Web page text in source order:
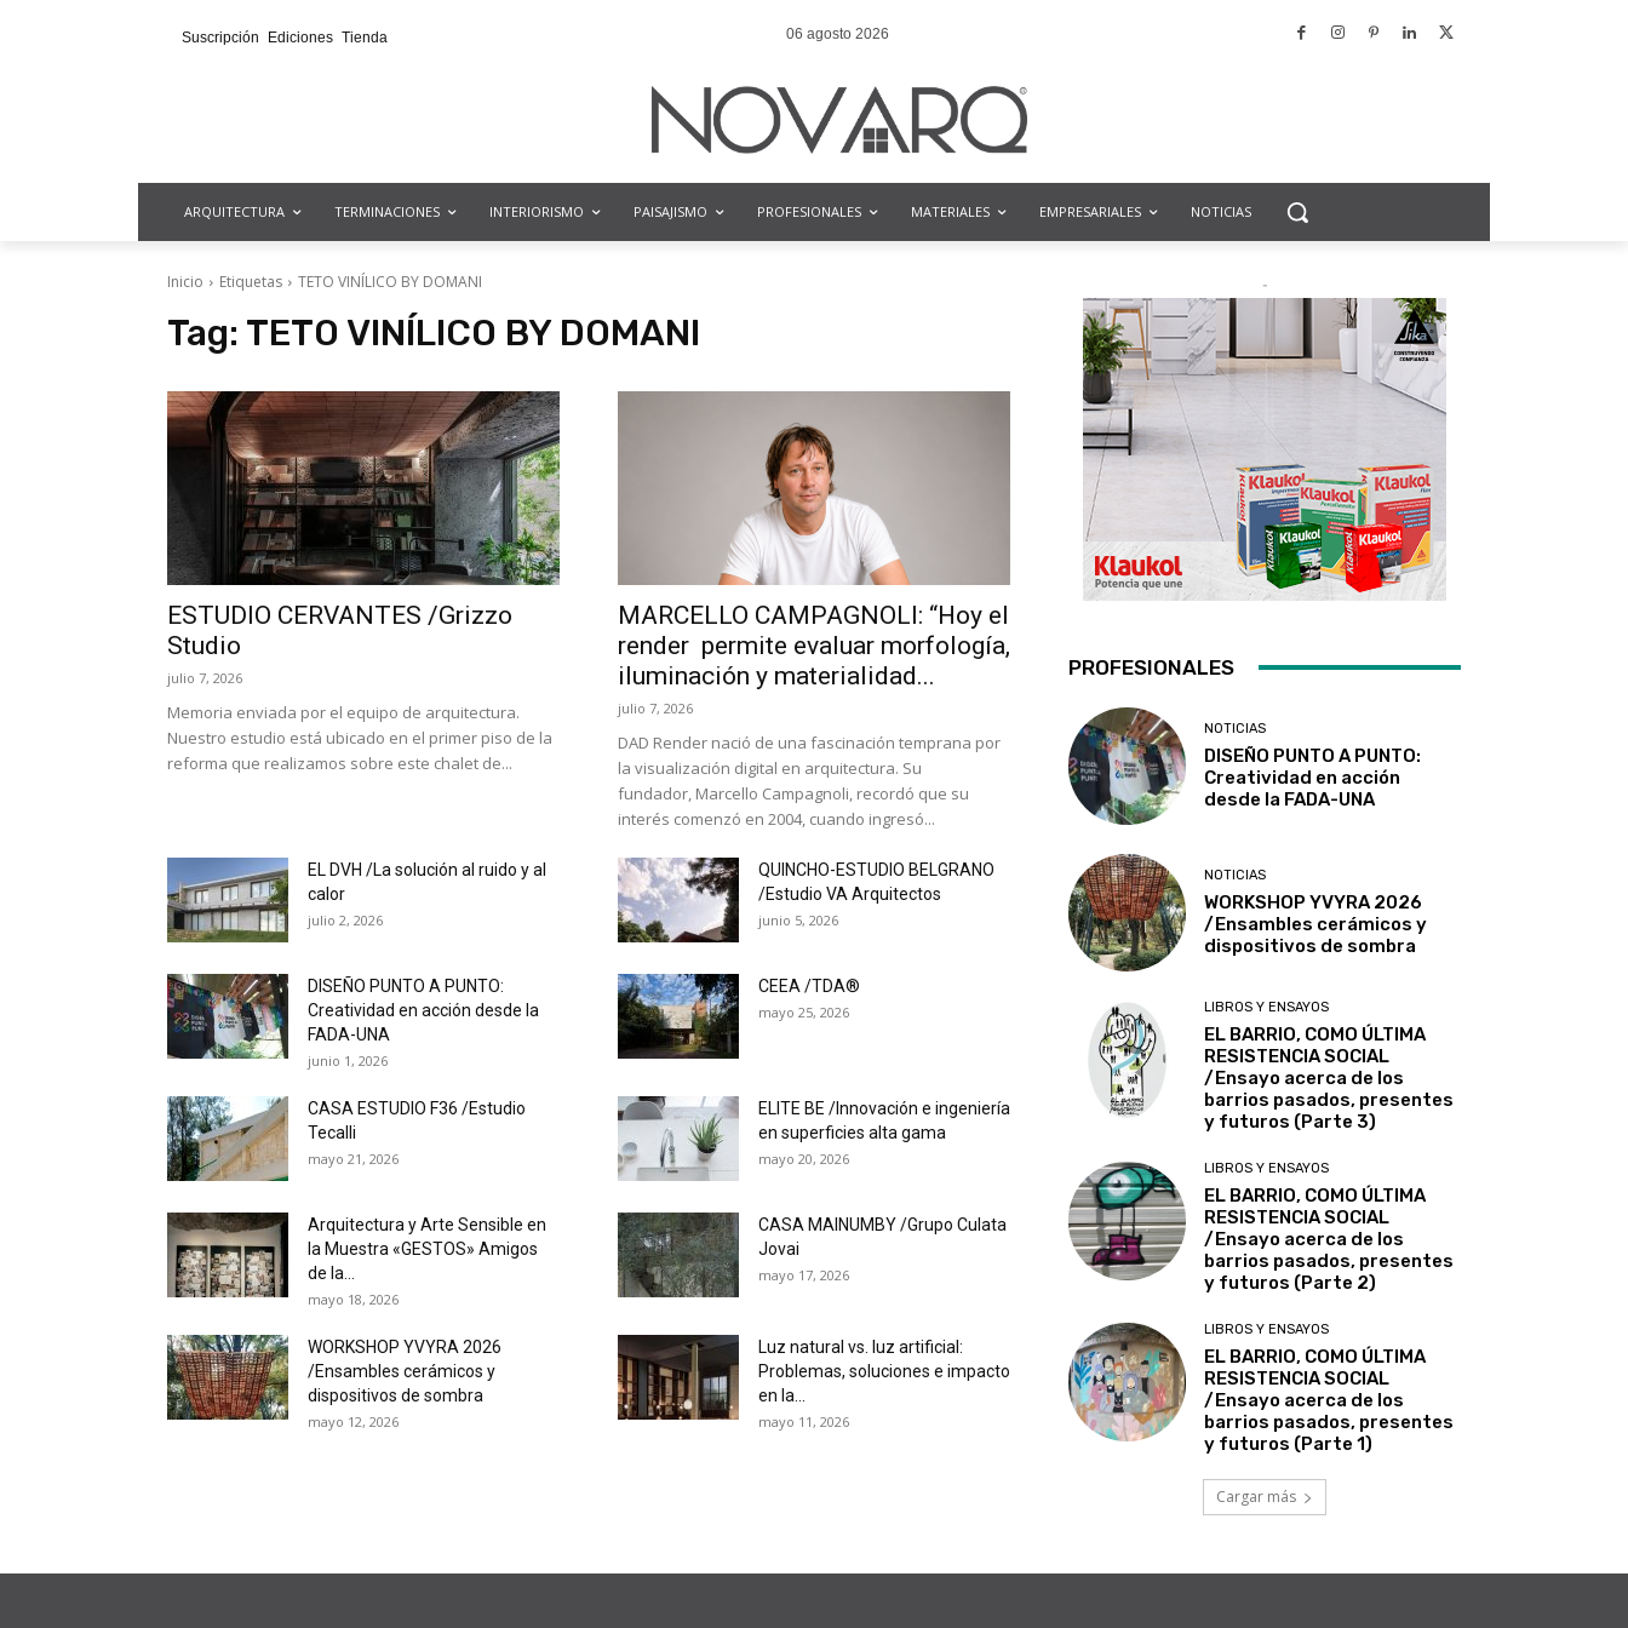
Suscripción Ediciones Tienda 06 agosto 2026
ARQUITECTURA TERMINACIONES INTERIORISMO PAISAJISMO PROFESIONALES MATERIALES EMPRESARIALES NOTICIAS
Inicio Etiquetas TETO VINÍLICO BY DOMANI
Tag: TETO VINÍLICO BY DOMANI
ESTUDIO CERVANTES /Grizzo
Studio
julio 7, 2026
Memoria enviada por el equipo de arquitectura.
Nuestro estudio está ubicado en el primer piso de la
reforma que realizamos sobre este chalet de...
MARCELLO CAMPAGNOLI: “Hoy el
render permite evaluar morfología,
iluminación y materialidad...
julio 7, 2026
DAD Render nació de una fascinación temprana por
la visualización digital en arquitectura. Su
fundador, Marcello Campagnoli, recordó que su
interés comenzó en 2004, cuando ingresó...
EL DVH /La solución al ruido y al
calor
julio 2, 2026
QUINCHO-ESTUDIO BELGRANO
/Estudio VA Arquitectos
junio 5, 2026
DISEÑO PUNTO A PUNTO:
Creatividad en acción desde la
FADA-UNA
junio 1, 2026
CEEA /TDA®
mayo 25, 2026
CASA ESTUDIO F36 /Estudio
Tecalli
mayo 21, 2026
ELITE BE /Innovación e ingeniería
en superficies alta gama
mayo 20, 2026
Arquitectura y Arte Sensible en
la Muestra «GESTOS» Amigos
de la...
mayo 18, 2026
CASA MAINUMBY /Grupo Culata
Jovai
mayo 17, 2026
WORKSHOP YVYRA 2026
/Ensambles cerámicos y
dispositivos de sombra
mayo 12, 2026
Luz natural vs. luz artificial:
Problemas, soluciones e impacto
en la...
mayo 11, 2026
-
PROFESIONALES
NOTICIAS
DISEÑO PUNTO A PUNTO:
Creatividad en acción
desde la FADA-UNA
NOTICIAS
WORKSHOP YVYRA 2026
/Ensambles cerámicos y
dispositivos de sombra
LIBROS Y ENSAYOS
EL BARRIO, COMO ÚLTIMA
RESISTENCIA SOCIAL
/Ensayo acerca de los
barrios pasados, presentes
y futuros (Parte 3)
LIBROS Y ENSAYOS
EL BARRIO, COMO ÚLTIMA
RESISTENCIA SOCIAL
/Ensayo acerca de los
barrios pasados, presentes
y futuros (Parte 2)
LIBROS Y ENSAYOS
EL BARRIO, COMO ÚLTIMA
RESISTENCIA SOCIAL
/Ensayo acerca de los
barrios pasados, presentes
y futuros (Parte 1)
Cargar más